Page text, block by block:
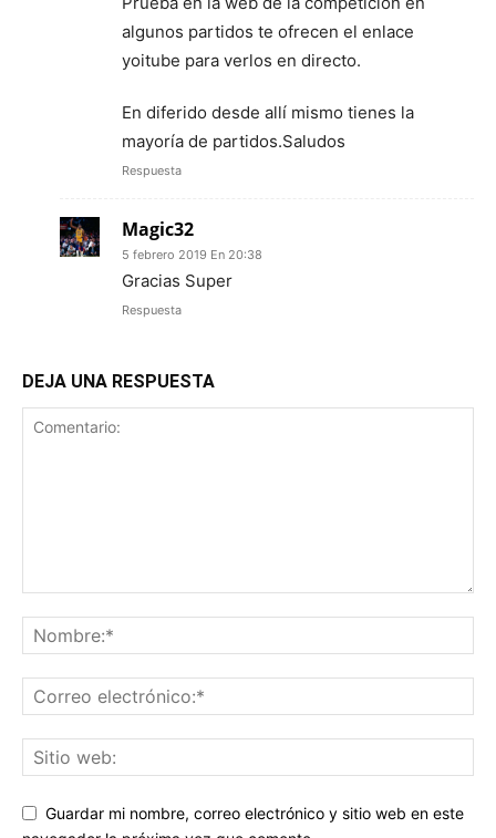
algunos partidos te ofrecen el enlace
yoitube para verlos en directo.
En diferido desde allí mismo tienes la
mayoría de partidos.Saludos
Respuesta
Magic32
5 febrero 2019 En 20:38
Gracias Super
Respuesta
DEJA UNA RESPUESTA
Guardar mi nombre, correo electrónico y sitio web en este